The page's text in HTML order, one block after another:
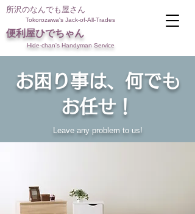
所沢のなんでも屋さん
Tokorozawa's Jack-of-All-Trades
便利屋ひでちゃん
Hide-chan's Handyman Service
お困り事は、何でも
お任せ！
Leave any problem to us!